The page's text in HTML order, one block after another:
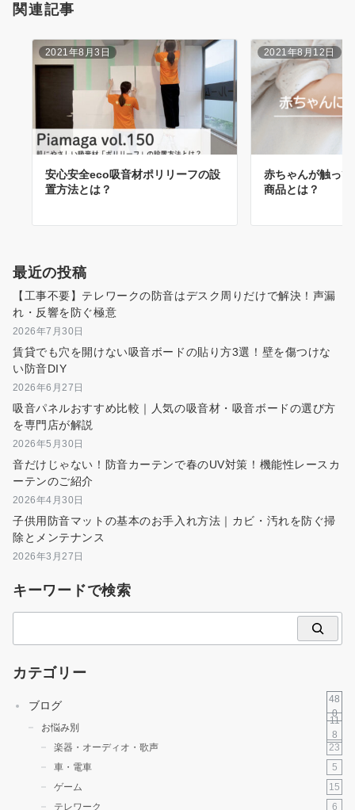
関連記事
2021年8月3日
安心安全eco吸音材ポリリーフの設
置方法とは？
2021年8月12日
赤ちゃんが触っ
商品とは？
最近の投稿
【工事不要】テレワークの防音はデスク周りだけで解決！声漏
れ・反響を防ぐ極意
2026年7月30日
賃貸でも穴を開けない吸音ボードの貼り方3選！壁を傷つけな
い防音DIY
2026年6月27日
吸音パネルおすすめ比較｜人気の吸音材・吸音ボードの選び方
を専門店が解説
2026年5月30日
音だけじゃない！防音カーテンで春のUV対策！機能性レースカ
ーテンのご紹介
2026年4月30日
子供用防音マットの基本のお手入れ方法｜カビ・汚れを防ぐ掃
除とメンテナンス
2026年3月27日
キーワードで検索
カテゴリー
ブログ
48
0
お悩み別
11
8
楽器・オーディオ・歌声
23
車・電車
5
ゲーム
15
テレワーク
6